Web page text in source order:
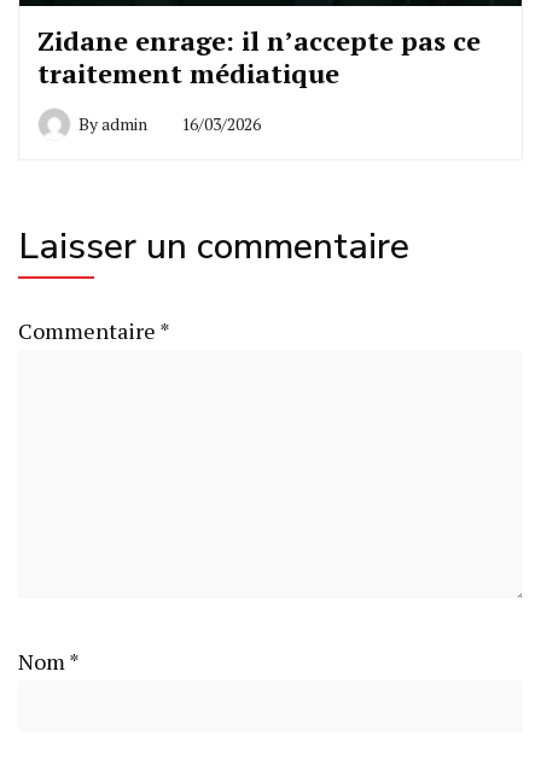
Zidane enrage: il n’accepte pas ce
traitement médiatique
Byadmin 16/03/2026
Laisser un commentaire
Commentaire *
Nom *